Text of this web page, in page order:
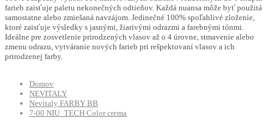
farieb zaisťuje paletu nekonečných odtieňov. Každá nuansa môže byť použitá
samostatne alebo zmiešaná navzájom. Jedinečné 100% spoľahlivé zloženie,
ktoré zaisťuje výsledky s jasnými, žiarivými odrazmi a farebnými tónmi.
Ideálne pre zosvetlenie prirodzených vlasov až o 4 úrovne, stmavenie alebo
zmenu odrazu, vytváranie nových farieb pri rešpektovaní vlasov a ich
prirodzenej farby.
Domov
NEVITALY
Nevitaly FARBY BB
7-00 NIU_TECH Color crema